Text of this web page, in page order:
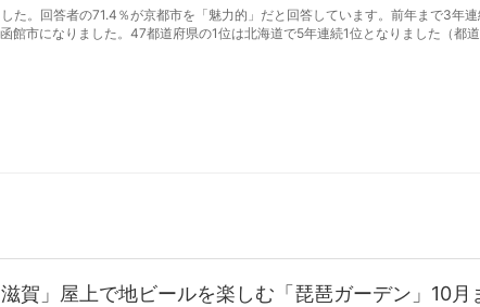
た。回答者の71.4％が京都市を「魅力的」だと回答しています。前年まで3年
館市になりました。47都道府県の1位は北海道で5年連続1位となりました（都道
賀」屋上で地ビールを楽しむ「琵琶ガーデン」10月